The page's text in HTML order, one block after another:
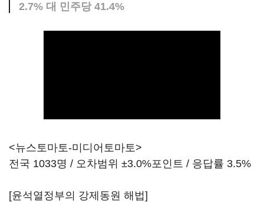
2.7% 대 민주당 41.4%
<뉴스토마토-미디어토마토>
전국 1033명 / 오차범위 ±3.0%포인트 / 응답률 3.5%
[윤석열정부의 강제동원 해법]